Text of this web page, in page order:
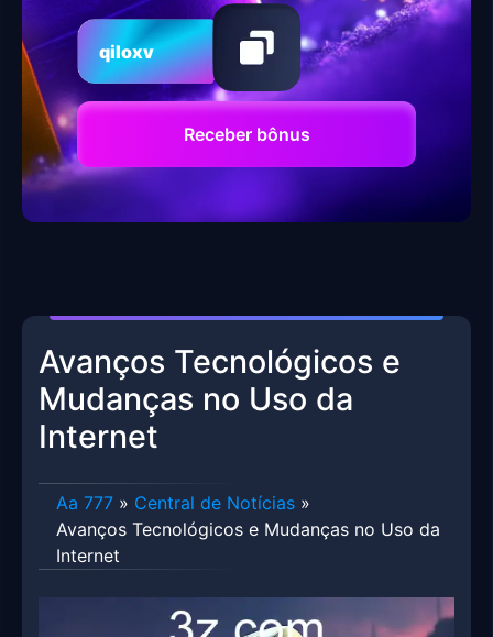
qiloxv
Receber bônus
Avanços Tecnológicos e
Mudanças no Uso da
Internet
Aa 777 » Central de Notícias »
Avanços Tecnológicos e Mudanças no Uso da
Internet